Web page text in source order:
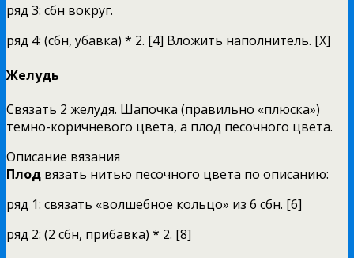
ряд 3: сбн вокруг.
ряд 4: (сбн, убавка) * 2. [4] Вложить наполнитель. [X]
Желудь
Связать 2 желудя. Шапочка (правильно «плюска»)
темно-коричневого цвета, а плод песочного цвета.
Описание вязания
Плод вязать нитью песочного цвета по описанию:
ряд 1: связать «волшебное кольцо» из 6 сбн. [6]
ряд 2: (2 сбн, прибавка) * 2. [8]